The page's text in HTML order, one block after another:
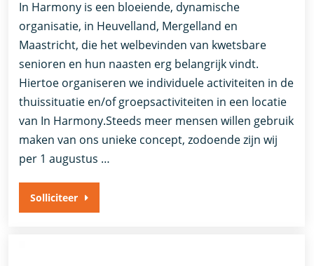
In Harmony is een bloeiende, dynamische
organisatie, in Heuvelland, Mergelland en
Maastricht, die het welbevinden van kwetsbare
senioren en hun naasten erg belangrijk vindt.
Hiertoe organiseren we individuele activiteiten in de
thuissituatie en/of groepsactiviteiten in een locatie
van In Harmony.Steeds meer mensen willen gebruik
maken van ons unieke concept, zodoende zijn wij
per 1 augustus …
Solliciteer